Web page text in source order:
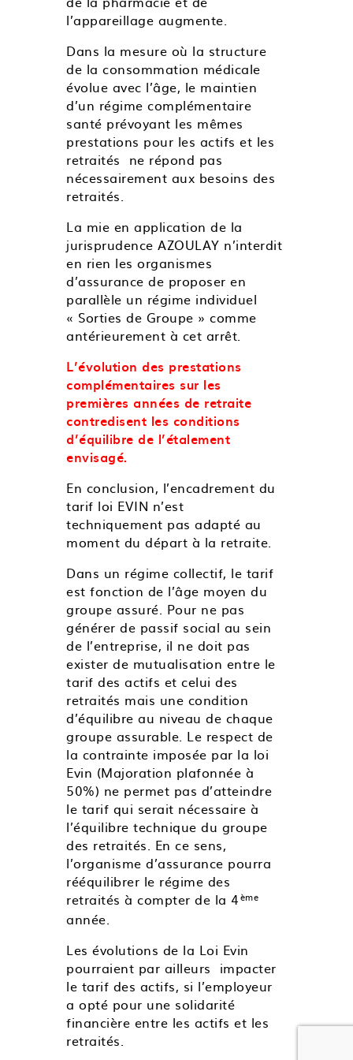
l’appareillage augmente.
Dans la mesure où la structure
de la consommation médicale
évolue avec l’âge, le maintien
d’un régime complémentaire
santé prévoyant les mêmes
prestations pour les actifs et les
retraités ne répond pas
nécessairement aux besoins des
retraités.
La mie en application de la
jurisprudence AZOULAY n’interdit
en rien les organismes
d’assurance de proposer en
parallèle un régime individuel
« Sorties de Groupe » comme
antérieurement à cet arrêt.
L’évolution des prestations
complémentaires sur les
premières années de retraite
contredisent les conditions
d’équilibre de l’étalement
envisagé.
En conclusion, l’encadrement du
tarif loi EVIN n’est
techniquement pas adapté au
moment du départ à la retraite.
Dans un régime collectif, le tarif
est fonction de l’âge moyen du
groupe assuré. Pour ne pas
générer de passif social au sein
de l’entreprise, il ne doit pas
exister de mutualisation entre le
tarif des actifs et celui des
retraités mais une condition
d’équilibre au niveau de chaque
groupe assurable. Le respect de
la contrainte imposée par la loi
Evin (Majoration plafonnée à
50%) ne permet pas d’atteindre
le tarif qui serait nécessaire à
l’équilibre technique du groupe
des retraités. En ce sens,
l’organisme d’assurance pourra
rééquilibrer le régime des
retraités à compter de la 4ème
année.
Les évolutions de la Loi Evin
pourraient par ailleurs impacter
le tarif des actifs, si l’employeur
a opté pour une solidarité
financière entre les actifs et les
retraités.